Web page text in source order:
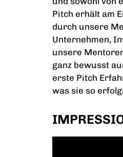
Pitch erhält am
durch unsere
Unternehmen,
unsere
ganz bewusst
erste Pitch
was sie so